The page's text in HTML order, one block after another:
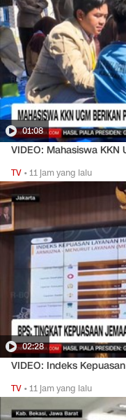
01:08
VIDEO: Mahasiswa
TV •11 jam yang lalu
02:28
VIDEO: Indeks
TV •11 jam yang lalu